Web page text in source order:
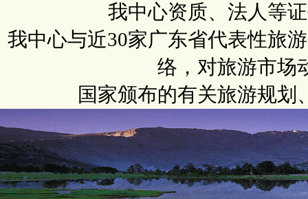
我中心资质、法人等
我中心与近30家广东省代表性旅
络，对旅游市场
国家颁布的有关旅游规划